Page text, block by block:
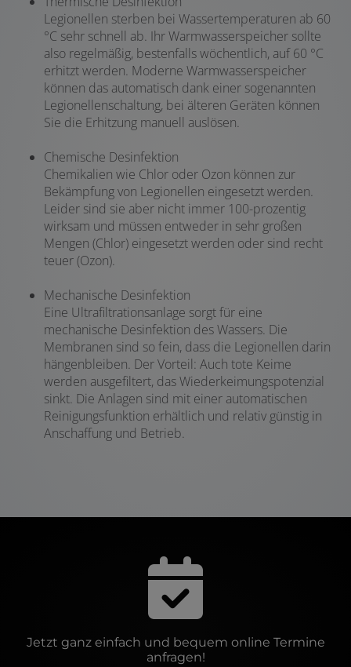
Legionellen sterben bei Wassertemperaturen ab 60
°C sehr schnell ab. Ihr Warmwasserspeicher sollte
also regelmäßig, bestenfalls wöchentlich, auf 60 °C
erhitzt werden. Moderne Warmwasserspeicher
können das automatisch dank einer sogenannten
Legionellenschaltung, bei älteren Geräten können
Sie die Erhitzung manuell auslösen.
Chemische Desinfektion
Chemikalien wie Chlor oder Ozon können zur
Bekämpfung von Legionellen eingesetzt werden.
Leider sind sie aber nicht immer 100-prozentig
wirksam und müssen entweder in sehr großen
Mengen (Chlor) eingesetzt werden oder sind recht
teuer (Ozon).
Mechanische Desinfektion
Eine Ultrafiltrationsanlage sorgt für eine
mechanische Desinfektion des Wassers. Die
Membranen sind so fein, dass die Legionellen darin
hängenbleiben. Der Vorteil: Auch tote Keime
werden ausgefiltert, das Wiederkeimungspotenzial
sinkt. Die Anlagen sind mit einer automatischen
Reinigungsfunktion erhältlich und relativ günstig in
Anschaffung und Betrieb.
Jetzt ganz einfach und bequem online Termine
anfragen!